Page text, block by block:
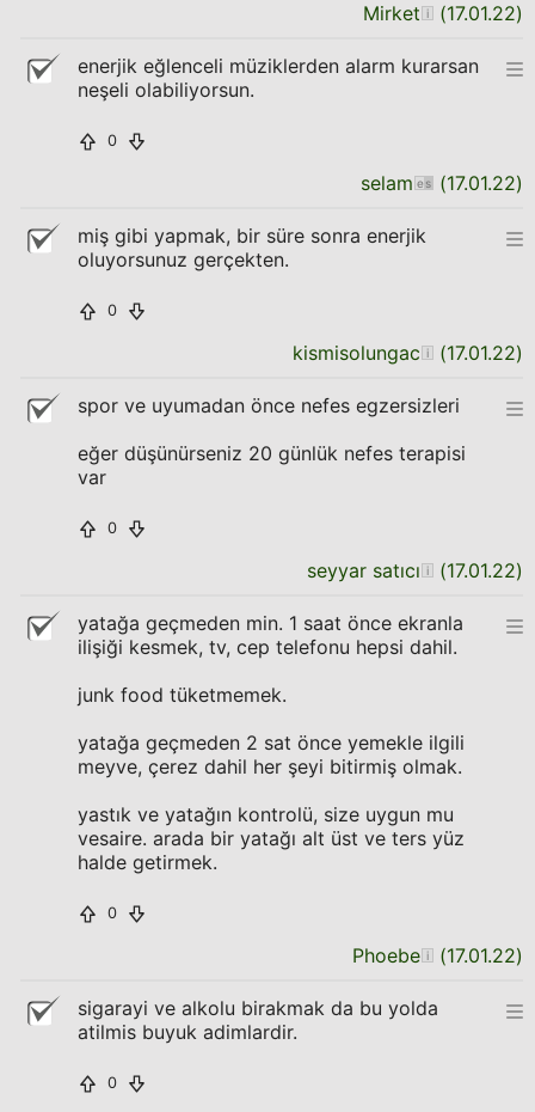
Mirket (17.01.22)
enerjik eğlenceli müziklerden alarm kurarsan
neşeli olabiliyorsun.
0
selam (17.01.22)
miş gibi yapmak, bir süre sonra enerjik
oluyorsunuz gerçekten.
0
kismisolungac (17.01.22)
spor ve uyumadan önce nefes egzersizleri
eğer düşünürseniz 20 günlük nefes terapisi
var
0
seyyar satıcı (17.01.22)
yatağa geçmeden min. 1 saat önce ekranla
ilişiği kesmek, tv, cep telefonu hepsi dahil.
junk food tüketmemek.
yatağa geçmeden 2 sat önce yemekle ilgili
meyve, çerez dahil her şeyi bitirmiş olmak.
yastık ve yatağın kontrolü, size uygun mu
vesaire. arada bir yatağı alt üst ve ters yüz
halde getirmek.
0
Phoebe (17.01.22)
sigarayi ve alkolu birakmak da bu yolda
atilmis buyuk adimlardir.
0